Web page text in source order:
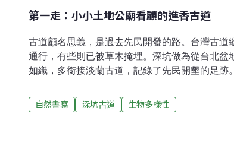
第一走：小小土地公廟看顧的進香古道
古道顧名思義，是過去先民開發的路。台灣古道
通行，有些則已被草木掩埋。深坑做為從台北盆
如織，多銜接淡蘭古道，記錄了先民開墾的足跡
置、歷史、產業、文化及生態環境等面向出發，
景，帶領讀者倒轉時光，一窺先民的生活軌跡
自然書寫 深坑古道 生物多樣性